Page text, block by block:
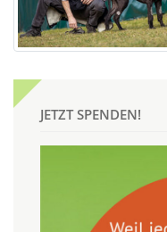
JETZT SPENDEN!